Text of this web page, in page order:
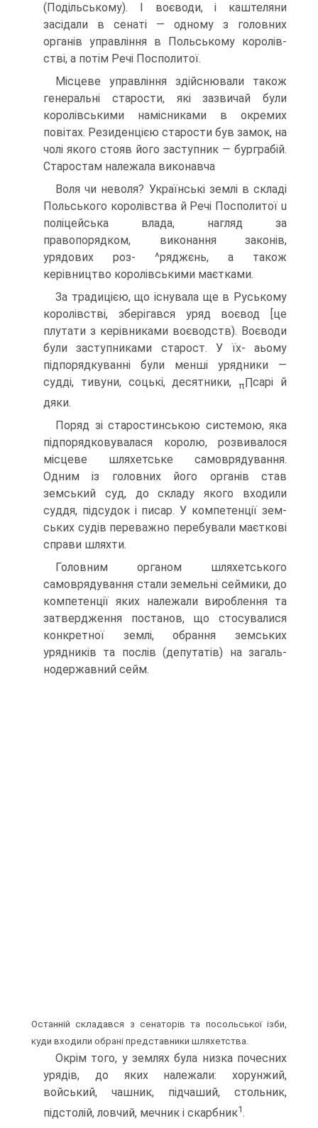
(Подільському). І воєводи, і каштеляни
засідали в сенаті — одному з головних
органів управління в Польському королів­
стві, а потім Речі Посполитої.
Місцеве управління здійснювали також
генеральні старости, які зазвичай були
королівськими намісниками в окремих
повітах. Резиденцією старости був замок, на
чолі якого стояв його заступник — бурграбій.
Старостам належала виконавча
Воля чи неволя? Українські землі в складі
Польського королівства й Речі Посполитої u
поліцейська влада, нагляд за
правопорядком, виконання законів,
урядових роз- ^ряджєнь, а також
керівництво королівськими маєтками.
За традицією, що існувала ще в Руському
королівстві, зберігався уряд воєвод [це
плутати з керівниками воєводств). Воєводи
були заступниками старост. У їх- аьому
підпорядкуванні були менші урядники —
судді, тивуни, соцькі, десятники,π∏capi й
дяки.
Поряд зі старостинською системою, яка
підпорядковувалася королю, розви­валося
місцеве шляхетське самоврядування.
Одним із головних його органів став
земський суд, до складу якого входили
суддя, підсудок і писар. У компетенції зем­
ських судів переважно перебували маєткові
справи шляхти.
Головним органом шляхетського
самоврядування стали земельні сеймики, до
компетенції яких належали вироблення та
затвердження постанов, що стосували­ся
конкретної землі, обрання земських
урядників та послів (депутатів) на загаль­
нодержавний сейм.
Останній складався з сенаторів та посольської ізби,
куди входи­ли обрані представники шляхетства.
Окрім того, у землях була низка почесних
урядів, до яких належали: хорунжий,
войський, чашник, підчаший, стольник,
підстолій, ловчий, мечник і скарбник1.